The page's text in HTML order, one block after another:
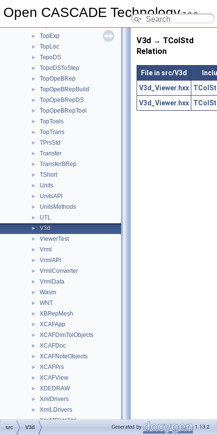
Open CASCADE Technology7.9.0
TopBas
► TopExp
► TopLoc
► TopoDS
► TopoDSToStep
► TopOpeBRep
► TopOpeBRepBuild
► TopOpeBRepDS
► TopOpeBRepTool
► TopTools
► TopTrans
► TPrsStd
► Transfer
► TransferBRep
► TShort
► Units
► UnitsAPI
► UnitsMethods
► UTL
► V3d
► ViewerTest
► Vrml
► VrmlAPI
► VrmlConverter
► VrmlData
► Wasm
► WNT
► XBRepMesh
► XCAFApp
► XCAFDimTolObjects
► XCAFDoc
► XCAFNoteObjects
► XCAFPrs
► XCAFView
► XDEDRAW
► XmlDrivers
► XmlLDrivers
► XmlMDataStd
► XmlMDataXtd
V3d → TColStd
Relation
File in src/V3d
V3d_Viewer.hxx
V3d_Viewer.hxx
src V3d Generated by 1.13.2